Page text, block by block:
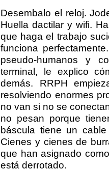
Desembalo el reloj.
Huella dactilar y wifi.
que haga el trabajo
funciona
pseudo-humanos y
terminal, le explico
demás. RRPH
resolviendo enormes
no van si no se
no pesan porque
báscula tiene un
Cienes y cienes de
que han asignado
está derrotado.